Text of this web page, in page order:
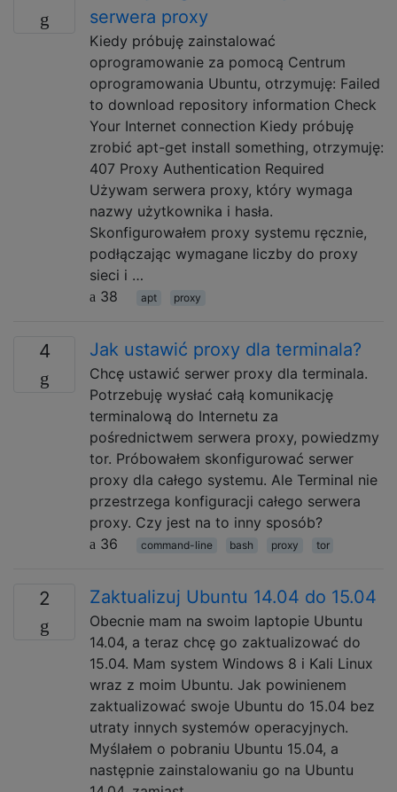
serwera proxy
Kiedy próbuję zainstalować
oprogramowanie za pomocą Centrum
oprogramowania Ubuntu, otrzymuję: Failed
to download repository information Check
Your Internet connection Kiedy próbuję
zrobić apt-get install something, otrzymuję:
407 Proxy Authentication Required
Używam serwera proxy, który wymaga
nazwy użytkownika i hasła.
Skonfigurowałem proxy systemu ręcznie,
podłączając wymagane liczby do proxy
sieci i …
38
apt proxy
4 Jak ustawić proxy dla terminala?
Chcę ustawić serwer proxy dla terminala.
Potrzebuję wysłać całą komunikację
terminalową do Internetu za
pośrednictwem serwera proxy, powiedzmy
tor. Próbowałem skonfigurować serwer
proxy dla całego systemu. Ale Terminal nie
przestrzega konfiguracji całego serwera
proxy. Czy jest na to inny sposób?
36
command-line bash proxy tor
2 Zaktualizuj Ubuntu 14.04 do 15.04
Obecnie mam na swoim laptopie Ubuntu
14.04, a teraz chcę go zaktualizować do
15.04. Mam system Windows 8 i Kali Linux
wraz z moim Ubuntu. Jak powinienem
zaktualizować swoje Ubuntu do 15.04 bez
utraty innych systemów operacyjnych.
Myślałem o pobraniu Ubuntu 15.04, a
następnie zainstalowaniu go na Ubuntu